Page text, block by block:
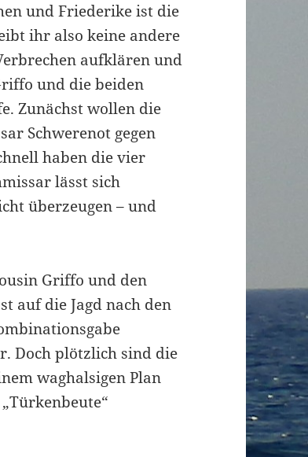
und Friederike ist die
ihr also keine andere
aufklären und
und die beiden
Zunächst wollen die
Schwerenot gegen
haben die vier
lässt sich
überzeugen – und
Griffo und den
auf die Jagd nach den
Doch plötzlich sind die
waghalsigen Plan